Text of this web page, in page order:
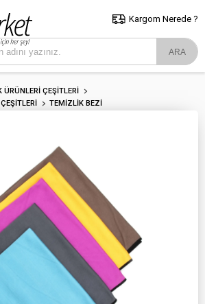
İstanbul İçi Kargo Bedava!
Trakya İçin Tıklayın..
Kargom Nerede ?
ÜRÜNLERI ÇEŞITLERI
TEMIZLIK BEZI